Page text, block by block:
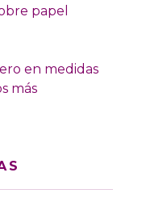
papel
en medidas
más